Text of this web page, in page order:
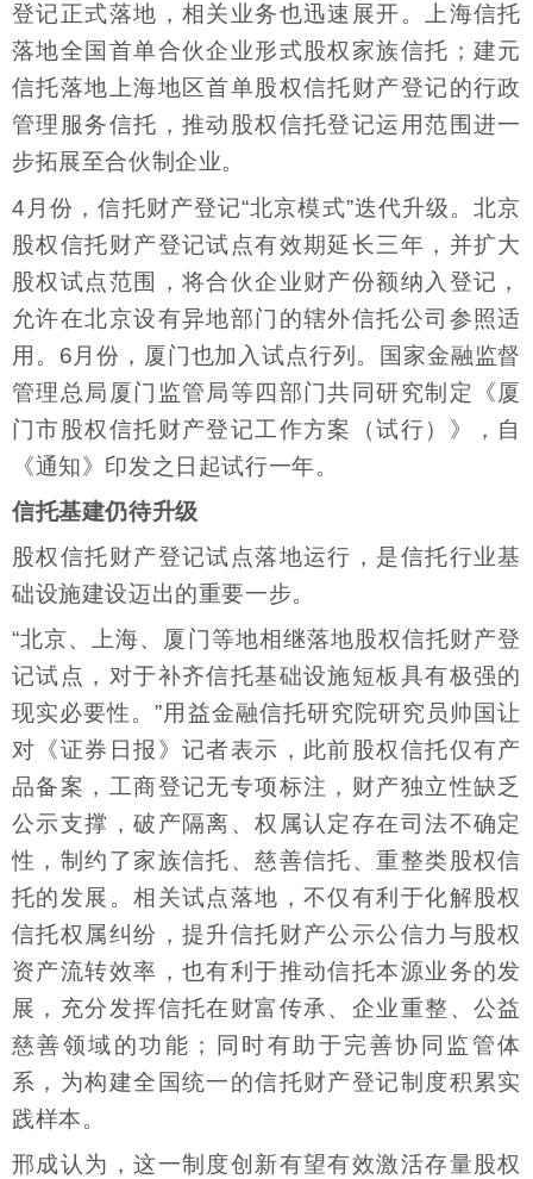
登记正式落地，相关业务也迅速展开。上海信托
落地全国首单合伙企业形式股权家族信托；建元
信托落地上海地区首单股权信托财产登记的行政
管理服务信托，推动股权信托登记运用范围进一
步拓展至合伙制企业。
4月份，信托财产登记“北京模式”迭代升级。北京
股权信托财产登记试点有效期延长三年，并扩大
股权试点范围，将合伙企业财产份额纳入登记，
允许在北京设有异地部门的辖外信托公司参照适
用。6月份，厦门也加入试点行列。国家金融监督
管理总局厦门监管局等四部门共同研究制定《厦
门市股权信托财产登记工作方案（试行）》，自
《通知》印发之日起试行一年。
信托基建仍待升级
股权信托财产登记试点落地运行，是信托行业基
础设施建设迈出的重要一步。
“北京、上海、厦门等地相继落地股权信托财产登
记试点，对于补齐信托基础设施短板具有极强的
现实必要性。”用益金融信托研究院研究员帅国让
对《证券日报》记者表示，此前股权信托仅有产
品备案，工商登记无专项标注，财产独立性缺乏
公示支撑，破产隔离、权属认定存在司法不确定
性，制约了家族信托、慈善信托、重整类股权信
托的发展。相关试点落地，不仅有利于化解股权
信托权属纠纷，提升信托财产公示公信力与股权
资产流转效率，也有利于推动信托本源业务的发
展，充分发挥信托在财富传承、企业重整、公益
慈善领域的功能；同时有助于完善协同监管体
系，为构建全国统一的信托财产登记制度积累实
践样本。
邢成认为，这一制度创新有望有效激活存量股权